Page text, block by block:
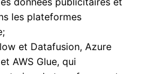
les plateformes
et Datafusion, Azure
AWS Glue, qui